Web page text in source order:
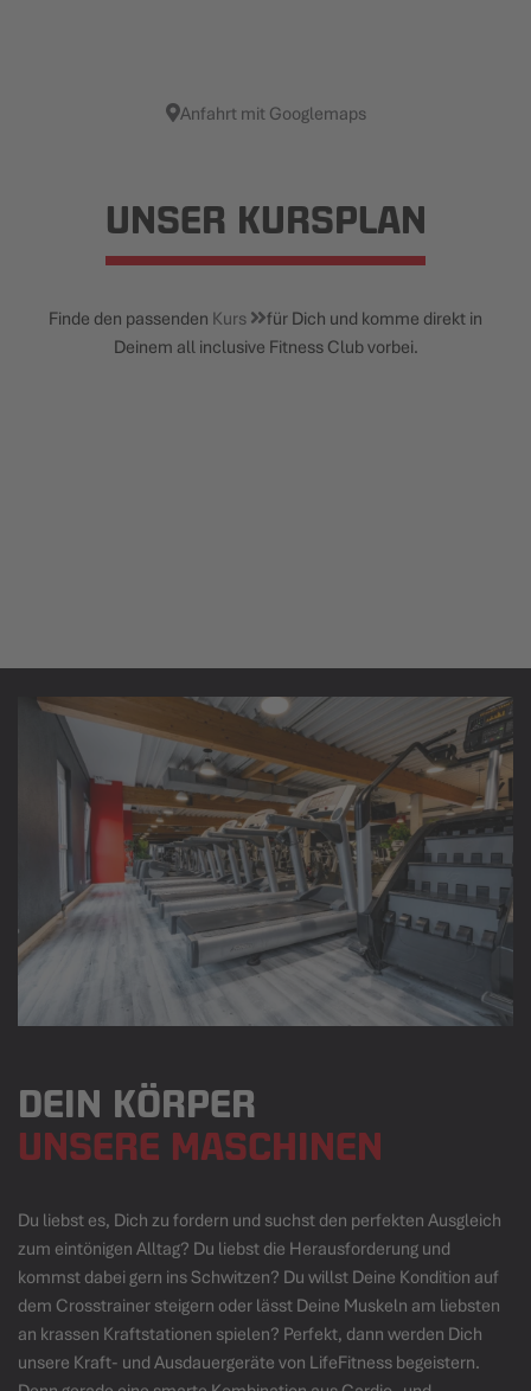
Anfahrt mit Googlemaps
UNSER KURSPLAN
Finde den passenden Kurs
für Dich und komme direkt in
Deinem all inclusive Fitness Club vorbei.
DEIN KÖRPER
UNSERE MASCHINEN
Du liebst es, Dich zu fordern und suchst den perfekten Ausgleich
zum eintönigen Alltag? Du liebst die Herausforderung und
kommst dabei gern ins Schwitzen? Du willst Deine Kondition auf
dem Crosstrainer steigern oder lässt Deine Muskeln am liebsten
an krassen Kraftstationen spielen? Perfekt, dann werden Dich
unsere Kraft- und Ausdauergeräte von LifeFitness begeistern.